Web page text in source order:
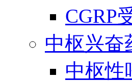
CGRP
中枢兴奋
中枢性